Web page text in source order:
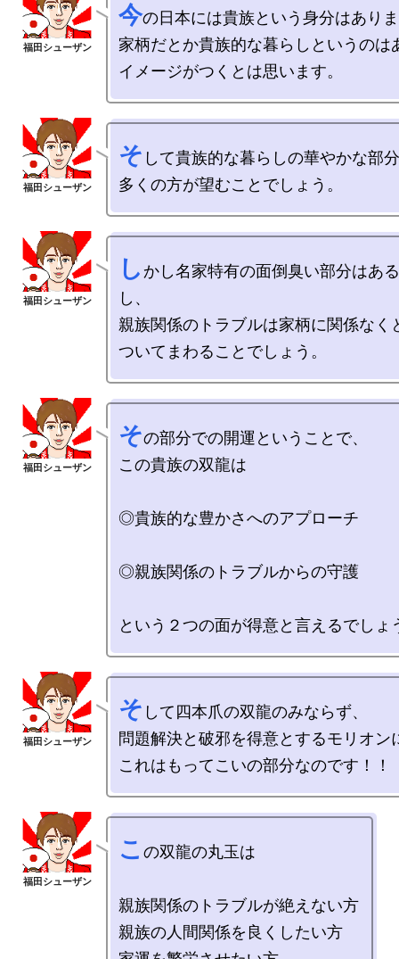
今の日本には貴族という身分はあり
家柄だとか貴族的な暮らしというのは
そ して貴族的な暮らしの華やかな部
しかし名家特有の面倒臭い部分はあ
し、
親族関係のトラブルは家柄に関係なく
その部分での開運ということで、
この貴族の双龍は
◎貴族的な豊かさへのアプローチ
◎親族関係のトラブルからの守護
そ して四本爪の双龍のみならず、
問題解決と破邪を得意とするモリオン
こ の双龍の丸玉は
親族関係のトラブルが絶えない方
親族の人間関係を良くしたい方